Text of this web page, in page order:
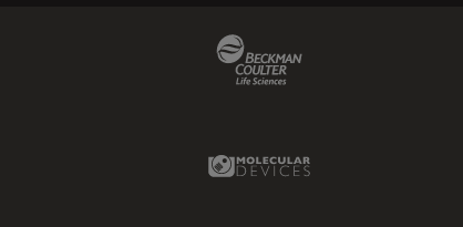
Molecular Devices Link